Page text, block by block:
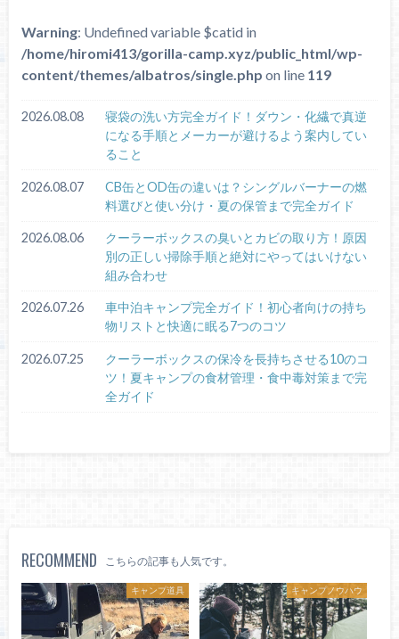
Warning: Undefined variable $catid in
/home/hiromi413/gorilla-camp.xyz/public_html/wp-
content/themes/albatros/single.php on line 119
2026.08.08
寝袋の洗い方完全ガイド！ダウン・化繊で真逆
になる手順とメーカーが避けるよう案内してい
ること
2026.08.07
CB缶とOD缶の違いは？シングルバーナーの燃
料選びと使い分け・夏の保管まで完全ガイド
2026.08.06
クーラーボックスの臭いとカビの取り方！原因
別の正しい掃除手順と絶対にやってはいけない
組み合わせ
2026.07.26
車中泊キャンプ完全ガイド！初心者向けの持ち
物リストと快適に眠る7つのコツ
2026.07.25
クーラーボックスの保冷を長持ちさせる10のコ
ツ！夏キャンプの食材管理・食中毒対策まで完
全ガイド
RECOMMEND こちらの記事も人気です。
キャンプ道具 キャンプノウハウ